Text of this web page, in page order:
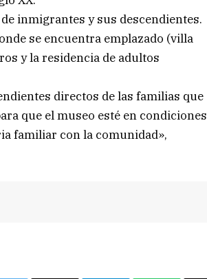
inmigrantes y sus descendientes.
se encuentra emplazado (villa
y la residencia de adultos
directos de las familias que
que el museo esté en condiciones
familiar con la comunidad»,